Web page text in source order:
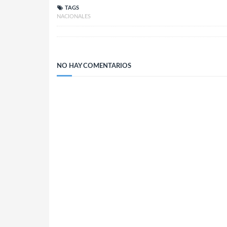
TAGS
NACIONALES
NO HAY COMENTARIOS